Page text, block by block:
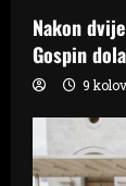
Nakon
Gospin
9